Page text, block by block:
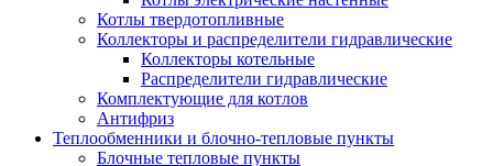
Котлы твердотопливные
Коллекторы и распределители гидравлические
Коллекторы котельные
Распределители гидравлические
Комплектующие для котлов
Антифриз
Теплообменники и блочно-тепловые пункты
Блочные тепловые пункты